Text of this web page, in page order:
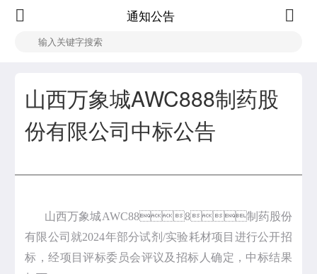
通知公告
山西万象城AWC888制药股
份有限公司中标公告
山西万象城AWC888制药股份
有限公司就2024年部分试剂/实验耗材项目进行公开招
标，经项目评标委员会评议及招标人确定，中标结果